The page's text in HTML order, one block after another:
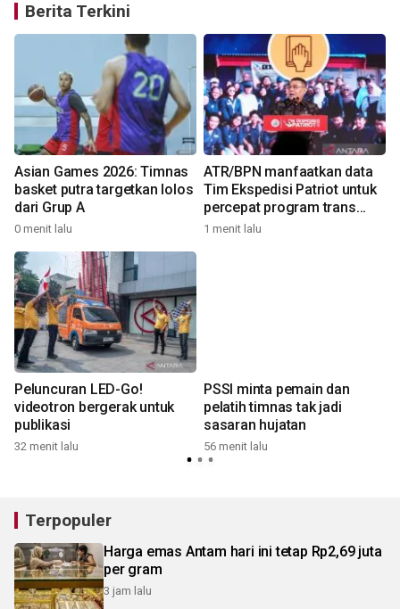
Berita Terkini
Asian Games 2026: Timnas
basket putra targetkan lolos
dari Grup A
0 menit lalu
ATR/BPN manfaatkan data
Tim Ekspedisi Patriot untuk
percepat program trans
tuntas
1 menit lalu
Peluncuran LED-Go!
videotron bergerak untuk
publikasi
32 menit lalu
PSSI minta pemain dan
pelatih timnas tak jadi
sasaran hujatan
56 menit lalu
Terpopuler
Harga emas Antam hari ini tetap Rp2,69 juta
per gram
3 jam lalu